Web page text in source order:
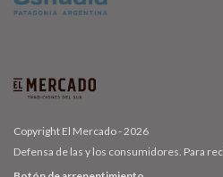
Copyright El Mercado - 2026
Defensa de las y los consumidores. Para